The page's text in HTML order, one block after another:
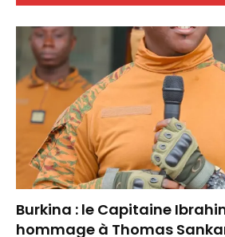
Burkina : le Capitaine
hommage à Thomas